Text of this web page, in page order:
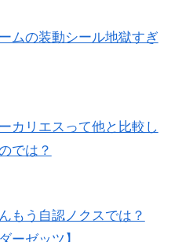
ムの装動シール地獄すぎ
カリエスって他と比較し
では？
もう自認ノクスでは？